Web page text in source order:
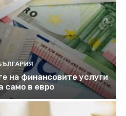
на финансовите услуги
само в евро